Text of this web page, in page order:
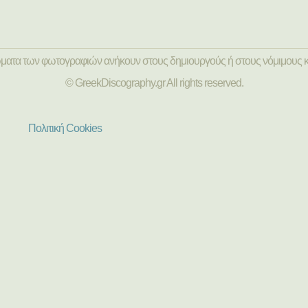
των φωτογραφιών ανήκουν στους δημιουργούς ή στους νόμιμους
© GreekDiscography.gr All rights reserved.
Πολιτική Cookies